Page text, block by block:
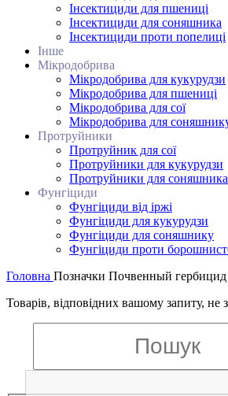
Інсектициди для пшениці
Інсектициди для соняшника
Інсектициди проти попелиці
Інше
Мікродобрива
Мікродобрива для кукурудзи
Мікродобрива для пшениці
Мікродобрива для сої
Мікродобрива для
Протруйники
Протруйник для сої
Протруйники для кукурудзи
Протруйники для соняшника
Фунгіциди
Фунгіциди від іржі
Фунгіциди для кукурудзи
Фунгіциди для соняшнику
Фунгіциди проти
Головна Позначки Почвенный гербицид
Товарів, відповідних вашому запиту, не